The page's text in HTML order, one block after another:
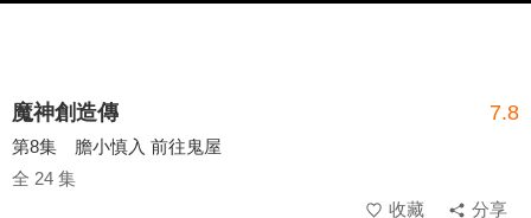
魔神創造傳 7.8
第8集 膽小慎入 前往鬼屋
全 24 集
收藏
分享